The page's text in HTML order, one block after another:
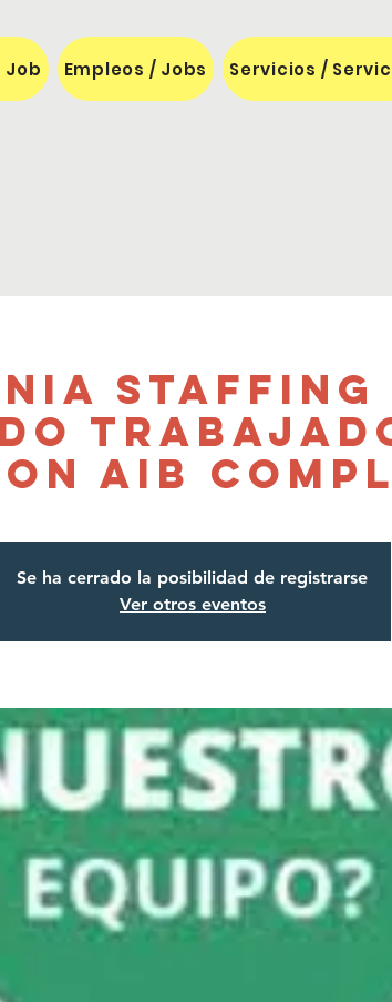
Job Empleos / Jobs Servicios /
Staffing
AIB
Se ha cerrado la posibilidad de registrarse
Ver otros eventos